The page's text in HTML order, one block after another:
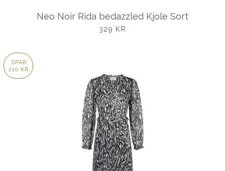
Neo Noir Rida bedazzled Kjole Sort
UDSALGSPRIS
329 KR
SPAR
210 KR